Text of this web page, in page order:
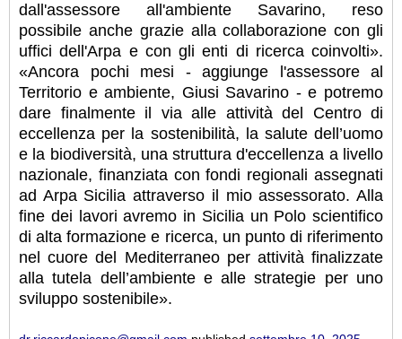
dall'assessore all'ambiente Savarino, reso
possibile anche grazie alla collaborazione con gli
uffici dell'Arpa e con gli enti di ricerca coinvolti».
«Ancora pochi mesi - aggiunge l'assessore al
Territorio e ambiente, Giusi Savarino - e potremo
dare finalmente il via alle attività del Centro di
eccellenza per la sostenibilità, la salute dell’uomo
e la biodiversità, una struttura d'eccellenza a livello
nazionale, finanziata con fondi regionali assegnati
ad Arpa Sicilia attraverso il mio assessorato. Alla
fine dei lavori avremo in Sicilia un Polo scientifico
di alta formazione e ricerca, un punto di riferimento
nel cuore del Mediterraneo per attività finalizzate
alla tutela dell’ambiente e alle strategie per uno
sviluppo sostenibile».